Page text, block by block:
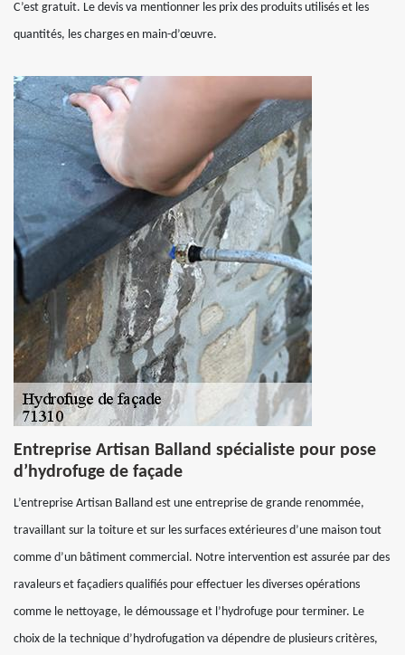
C’est gratuit. Le devis va mentionner les prix des produits utilisés et les
quantités, les charges en main-d’œuvre.
Entreprise Artisan Balland spécialiste pour pose
d’hydrofuge de façade
L’entreprise Artisan Balland est une entreprise de grande renommée,
travaillant sur la toiture et sur les surfaces extérieures d’une maison tout
comme d’un bâtiment commercial. Notre intervention est assurée par des
ravaleurs et façadiers qualifiés pour effectuer les diverses opérations
comme le nettoyage, le démoussage et l’hydrofuge pour terminer. Le
choix de la technique d’hydrofugation va dépendre de plusieurs critères,